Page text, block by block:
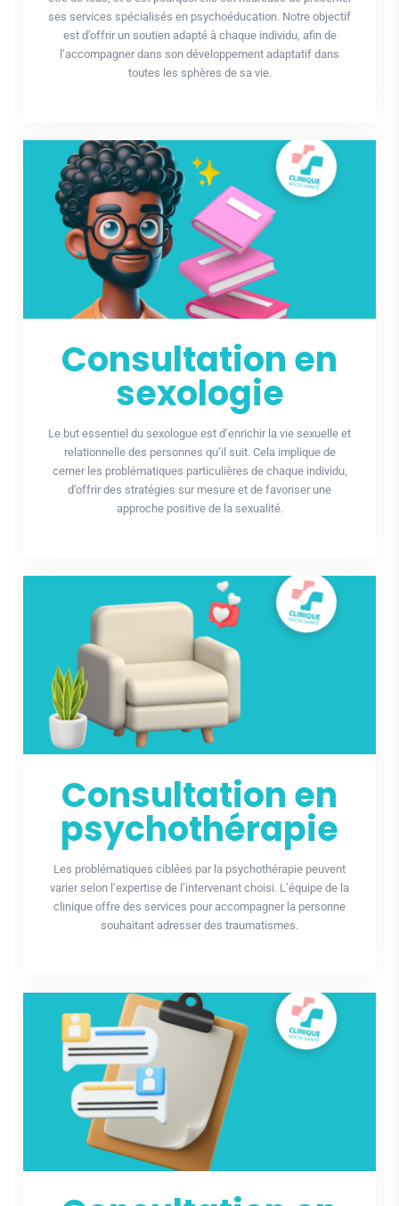
ses services spécialisés en psychoéducation. Notre objectif
est d’offrir un soutien adapté à chaque individu, afin de
l’accompagner dans son développement adaptatif dans
toutes les sphères de sa vie.
Consultation en
sexologie
Le but essentiel du sexologue est d’enrichir la vie sexuelle et
relationnelle des personnes qu’il suit. Cela implique de
cerner les problématiques particulières de chaque individu,
d’offrir des stratégies sur mesure et de favoriser une
approche positive de la sexualité.
Consultation en
psychothérapie
Les problématiques ciblées par la psychothérapie peuvent
varier selon l’expertise de l’intervenant choisi. L’équipe de la
clinique offre des services pour accompagner la personne
souhaitant adresser des traumatismes.